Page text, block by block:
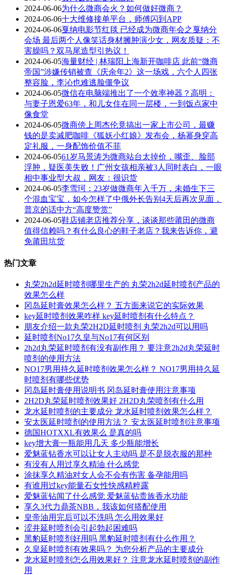
2024-06-06为什么微商会火？如何做好微商？
2024-06-06十大维修接单平台，师傅闪到APP
2024-06-06戛纳电影节红毯 已经成为微商年会之戛纳分
会场 最后两个人像笑话身材臃肿演少女，网友质疑：不
害臊吗？双马尾造型引热议！
2024-06-05海量财经 | 林瑞阳上海新开咖啡店 此前“微商
帝国”涉嫌传销被查《庆余年2》这一场戏，六个人四张
整容脸，李沁也难逃脸僵争议
2024-06-05微信在电脑端推出了一个效率神器？高明：
与妻子恩爱63年，和儿女住在同一层楼，一到饭点家中
像食堂
2024-06-05微商傍上周杰伦竟搞出一家上市公司，最赚
钱的是卖减肥咖啡《狐妖小红娘》发布会，杨幂身穿高
定礼服，一身配饰价值不菲
2024-06-0561岁马景涛为微商站台太掉价，嘴歪、脸部
浮肿，疑医美失败！广州女孩相亲被3人同时表白，一眼
相中事业型大叔，网友：很识货
2024-06-05李雪珂：23岁做微商年入千万，未婚生下三
个混血宝宝，如今怎样了中俄外长告别4天后再次见面，
普京的话中方“高度赞赏”
2024-06-05鞋店铺老店推荐分享，谈谈那些莆田的微商
值得信赖吗？有什么良心的鞋子老店？我来告诉你，避
免莆田坑货
热门文章
丸荣2h2d延时喷剂哪里生产的 丸荣2h2d延时喷剂产品的
效果怎么样
冈岛延时膏效果怎么样？ 五方面来说它的实际效果
key延时喷剂效果咋样 key延时喷剂有什么特点？
朋友介绍一款丸荣2H2D延时喷剂 丸荣2h2d可以用吗
延时喷剂No17久皇与No17有何区别
2h2d丸荣延时喷剂有没有副作用？ 要注意2h2d丸荣延时
喷剂的使用方法
NO17男用持久延时喷剂效果怎么样？ NO17男用持久延
时喷剂有哪些优势
冈岛延时膏使用说明书 冈岛延时膏使用注意事项
2H2D丸荣延时喷剂效果好 2H2D丸荣喷剂有什么用
龙水延时喷剂的主要成分 龙水延时喷剂效果怎么样？
安太医延时喷剂的使用方法？ 安太医延时喷剂注意事项
德国HOTXXL有效果么 是真的吗
key增大膏一瓶能用几天 多少瓶能增长
爱魅蓝钻香水可以让女人主动吗 是不是脱衣服的那种
有没有人用过享久精油 什么感觉
涂抹享久精油对女人会不会有伤害 备孕能用吗
有谁用过key能量石女性快感精粹露
爱魅蓝钻闻了什么感觉 爱魅蓝钻贵族香水功能
享久3代力鼎茶NBB，我该如何搭配使用
皇帝油用完后可以不洗吗 怎么用效果好
涩井延时喷剂会引起勃起困难吗
黑豹延时喷剂好用吗 黑豹延时喷剂有什么作用？
久皇延时喷剂有效果吗？ 为您分析产品的主要成分
龙水延时喷剂怎么用效果好？ 注意龙水延时喷剂的副作
用